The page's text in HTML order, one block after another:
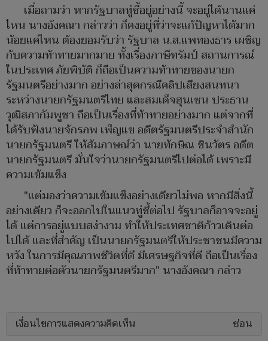
เมื่อถามว่า หากรัฐบาลทู่ซี้อยู่อย่างนี้ จะอยู่ได้นานแค่
ไหน นางอังคณา กล่าวว่า ก็คงอยู่ที่ว่าจะแก้ปัญหาได้มาก
น้อยแค่ไหน ต้องยอมรับว่า รัฐบาล น.ส.แพทองธาร เผชิญ
กับความท้าทายมากมาย ทั้งเรื่องภาษีทรัมป์ สถานการณ์
ในประเทศ ภัยพิบัติ ก็ถือเป็นความท้าทายของนายก
รัฐมนตรีอย่างมาก อย่างล่าสุดกรณีคลิปเสียงสนทนา
ระหว่างนายกรัฐมนตรีไทย และสมเด็จฮุนเซน ประธาน
วุฒิสภากัมพูชา ถือเป็นเรื่องที่ท้าทายอย่างมาก แต่จากที่
ได้รับฟังนายจักรภพ เพ็ญแข อดีตรัฐมนตรีประจำสำนัก
นายกรัฐมนตรี ให้สัมภาษณ์ว่า นายทักษิณ ชินวัตร อดีต
นายกรัฐมนตรี มั่นใจว่านายกรัฐมนตรีไปต่อได้ เพราะมี
ความเข้มแข็ง
"แต่มองว่าความเข้มแข็งอย่างเดียวไม่พอ หากมีสิ่งนี้
อย่างเดียว ก็จะออกไปในแนวทู่ซี้ต่อไป รัฐบาลก็อาจจะอยู่
ได้ แต่การอยู่แบบสง่างาม ทำให้ประเทศชาติก้าวเดินต่อ
ไปได้ และที่สำคัญ เป็นนายกรัฐมนตรีให้ประชาชนมีความ
หวัง ในการมีคุณภาพชีวิตที่ดี มีเศรษฐกิจที่ดี ถือเป็นเรื่อง
ที่ท้าทายต่อตัวนายกรัฐมนตรีมาก" นางอังคณา กล่าว
เงื่อนไขการแสดงความคิดเห็น ซ่อน